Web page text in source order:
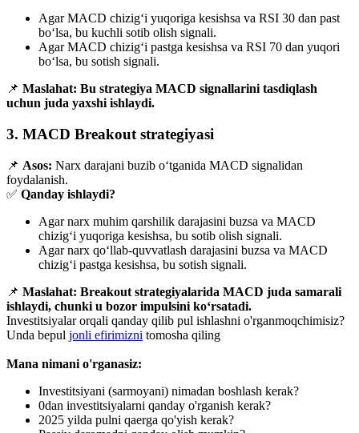
Agar MACD chizig‘i yuqoriga kesishsa va RSI 30 dan past
bo‘lsa, bu kuchli sotib olish signali.
Agar MACD chizig‘i pastga kesishsa va RSI 70 dan yuqori
bo‘lsa, bu sotish signali.
📌 Maslahat: Bu strategiya MACD signallarini tasdiqlash
uchun juda yaxshi ishlaydi.
3. MACD Breakout strategiyasi
📌 Asos: Narx darajani buzib o‘tganida MACD signalidan
foydalanish.
✅ Qanday ishlaydi?
Agar narx muhim qarshilik darajasini buzsa va MACD
chizig‘i yuqoriga kesishsa, bu sotib olish signali.
Agar narx qo‘llab-quvvatlash darajasini buzsa va MACD
chizig‘i pastga kesishsa, bu sotish signali.
📌 Maslahat: Breakout strategiyalarida MACD juda samarali
ishlaydi, chunki u bozor impulsini ko‘rsatadi.
Investitsiyalar orqali qanday qilib pul ishlashni o'rganmoqchimisiz?
Unda bepul jonli efirimizni tomosha qiling
Mana nimani o'rganasiz:
Investitsiyani (sarmoyani) nimadan boshlash kerak?
0dan investitsiyalarni qanday o'rganish kerak?
2025 yilda pulni qaerga qo'yish kerak?